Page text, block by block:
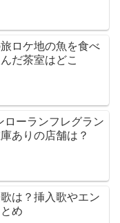
ロケ地の魚を食べ
だ茶室はどこ
ーランフレグラン
ありの店舗は？
は？挿入歌やエン
め